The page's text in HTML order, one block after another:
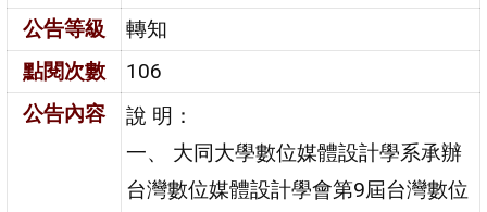
公告等級
轉知
點閱次數
106
公告內容
說 明：
一、 大同大學數位媒體設計學系承辦
台灣數位媒體設計學會第9屆台灣數位